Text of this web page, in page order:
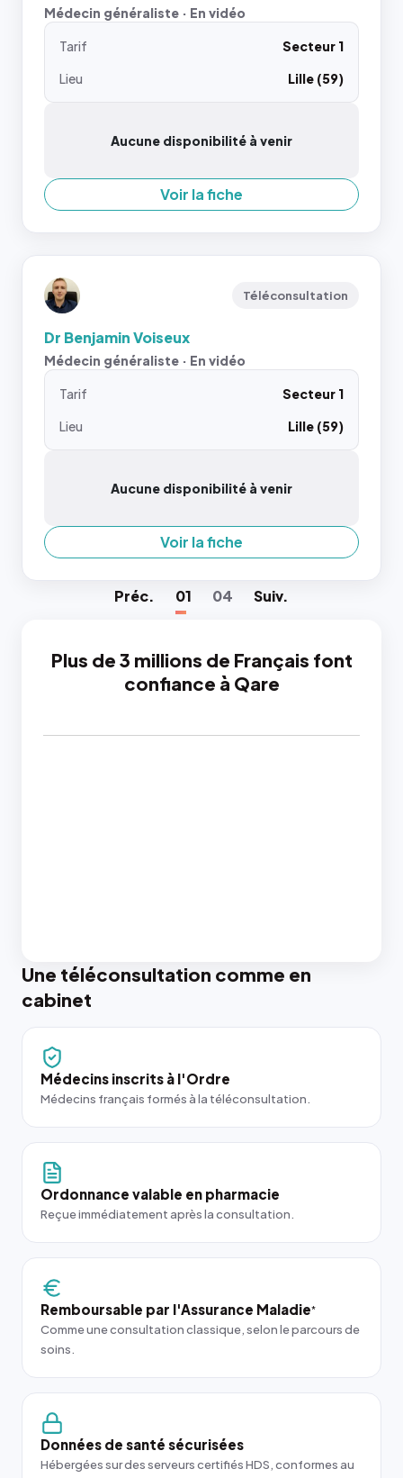
Médecin généraliste · En vidéo
Tarif
Secteur 1
Lieu
Lille (59)
Aucune disponibilité à venir
Voir la fiche
Téléconsultation
Dr Benjamin Voiseux
Médecin généraliste · En vidéo
Tarif
Secteur 1
Lieu
Lille (59)
Aucune disponibilité à venir
Voir la fiche
Préc. 01 04 Suiv.
Plus de 3 millions de Français font
confiance à Qare
Une téléconsultation comme en
cabinet
Médecins inscrits à l'Ordre
Médecins français formés à la téléconsultation.
Ordonnance valable en pharmacie
Reçue immédiatement après la consultation.
Remboursable par l'Assurance Maladie*
Comme une consultation classique, selon le parcours de
soins.
Données de santé sécurisées
Hébergées sur des serveurs certifiés HDS, conformes au